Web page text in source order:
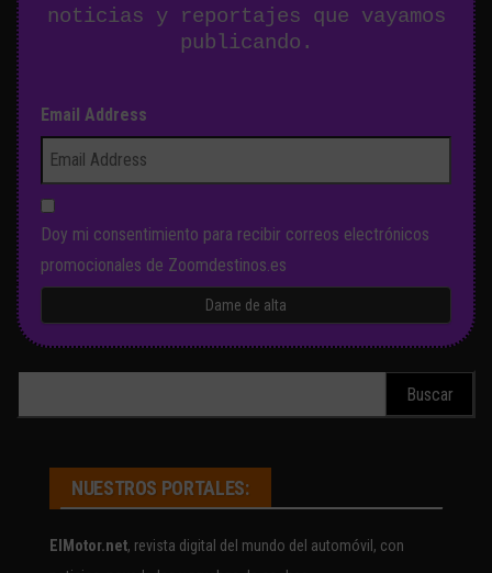
noticias y reportajes que vayamos
publicando.
Email Address
Doy mi consentimiento para recibir correos electrónicos
promocionales de Zoomdestinos.es
NUESTROS PORTALES:
ElMotor.net, revista digital del mundo del automóvil, con